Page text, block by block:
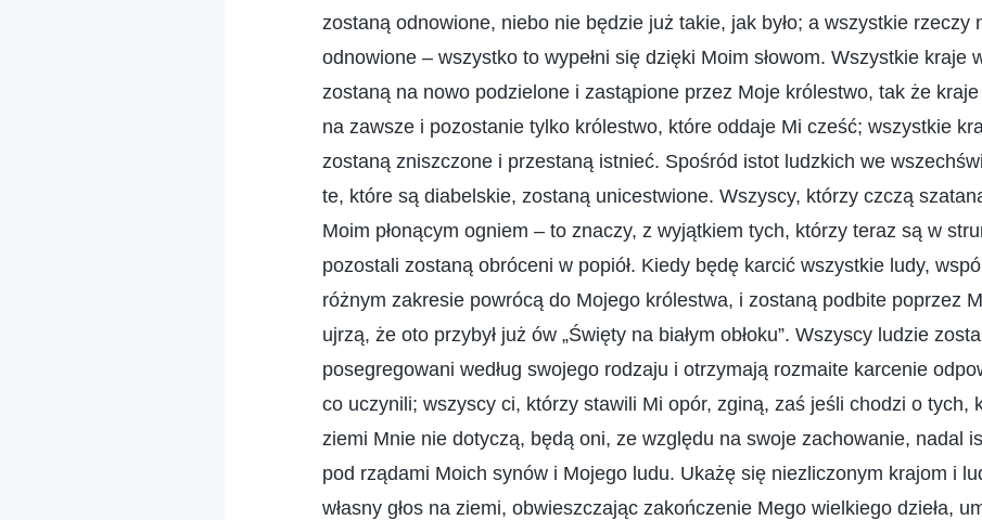
zostaną odnowione, niebo nie będzie już takie, jak było; a wszystkie rzeczy
odnowione – wszystko to wypełni się dzięki Moim słowom. Wszystkie kraje
zostaną na nowo podzielone i zastąpione przez Moje królestwo, tak że
na zawsze i pozostanie tylko królestwo, które oddaje Mi cześć; wszystkie
zostaną zniszczone i przestaną istnieć. Spośród istot ludzkich we
te, które są diabelskie, zostaną unicestwione. Wszyscy, którzy czczą
Moim płonącym ogniem – to znaczy, z wyjątkiem tych, którzy teraz są w
pozostali zostaną obróceni w popiół. Kiedy będę karcić wszystkie ludy,
różnym zakresie powrócą do Mojego królestwa, i zostaną podbite poprzez
ujrzą, że oto przybył już ów „Święty na białym obłoku”. Wszyscy ludzie
posegregowani według swojego rodzaju i otrzymają rozmaite karcenie
co uczynili; wszyscy ci, którzy stawili Mi opór, zginą, zaś jeśli chodzi o tych,
ziemi Mnie nie dotyczą, będą oni, ze względu na swoje zachowanie, nadal
pod rządami Moich synów i Mojego ludu. Ukażę się niezliczonym krajom i
własny głos na ziemi, obwieszczając zakończenie Mego wielkiego dzieła,